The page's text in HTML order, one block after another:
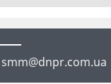
smm@dnpr.com.ua